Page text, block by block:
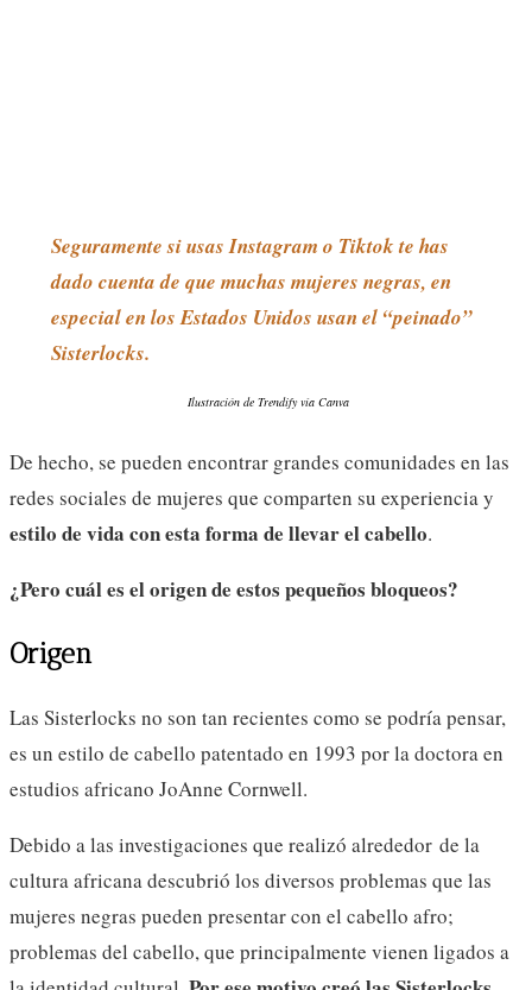
Seguramente si usas Instagram o Tiktok te has
dado cuenta de que muchas mujeres negras, en
especial en los Estados Unidos usan el “peinado”
Sisterlocks.
Ilustración de Trendify vía Canva
De hecho, se pueden encontrar grandes comunidades en las
redes sociales de mujeres que comparten su experiencia y
estilo de vida con esta forma de llevar el cabello.
¿Pero cuál es el origen de estos pequeños bloqueos?
Origen
Las Sisterlocks no son tan recientes como se podría pensar,
es un estilo de cabello patentado en 1993 por la doctora en
estudios africano JoAnne Cornwell.
Debido a las investigaciones que realizó alrededor de la
cultura africana descubrió los diversos problemas que las
mujeres negras pueden presentar con el cabello afro;
problemas del cabello, que principalmente vienen ligados a